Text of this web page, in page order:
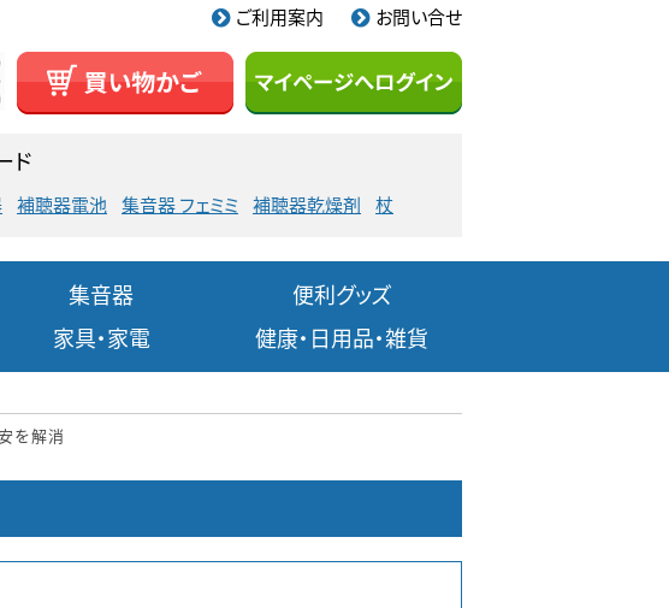
ご利用案内 お問い合せ
ド
補聴器電池 集音器 フェミミ 補聴器乾燥剤 杖
集音器
便利グッズ
家具・家電 健康・日用品・雑貨
を解消